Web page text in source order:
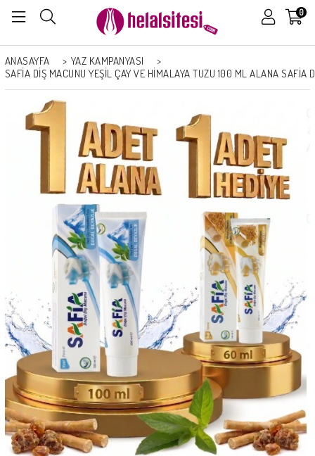
0
ANASAYFA > YAZ KAMPANYASI
>
SAFIA DIŞ MACUNU YEŞIL ÇAY VE HIMALAYA TUZU 100 ML ALANA SAFIA